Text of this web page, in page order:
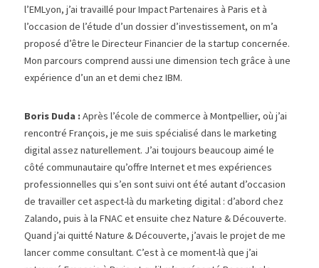
l’EMLyon, j’ai travaillé pour Impact Partenaires à Paris et à
l’occasion de l’étude d’un dossier d’investissement, on m’a
proposé d’être le Directeur Financier de la startup concernée.
Mon parcours comprend aussi une dimension tech grâce à une
expérience d’un an et demi chez IBM.
Boris Duda : Après l’école de commerce à Montpellier, où j’ai
rencontré François, je me suis spécialisé dans le marketing
digital assez naturellement. J’ai toujours beaucoup aimé le
côté communautaire qu’offre Internet et mes expériences
professionnelles qui s’en sont suivi ont été autant d’occasion
de travailler cet aspect-là du marketing digital : d’abord chez
Zalando, puis à la FNAC et ensuite chez Nature & Découverte.
Quand j’ai quitté Nature & Découverte, j’avais le projet de me
lancer comme consultant. C’est à ce moment-là que j’ai